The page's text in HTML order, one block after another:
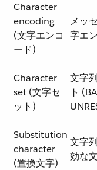
Character
encoding
(文字エンコ
ード)
メッ
字エ
Character
set (文字セ
ット)
文字
ト
Substitution
character
(置換文字)
文字
効な